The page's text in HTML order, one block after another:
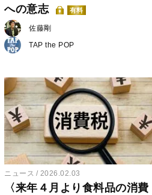
への意志
有料
佐藤剛
TAP the POP
ニュース 2026.02.03
〈来年４月より食料品の消費